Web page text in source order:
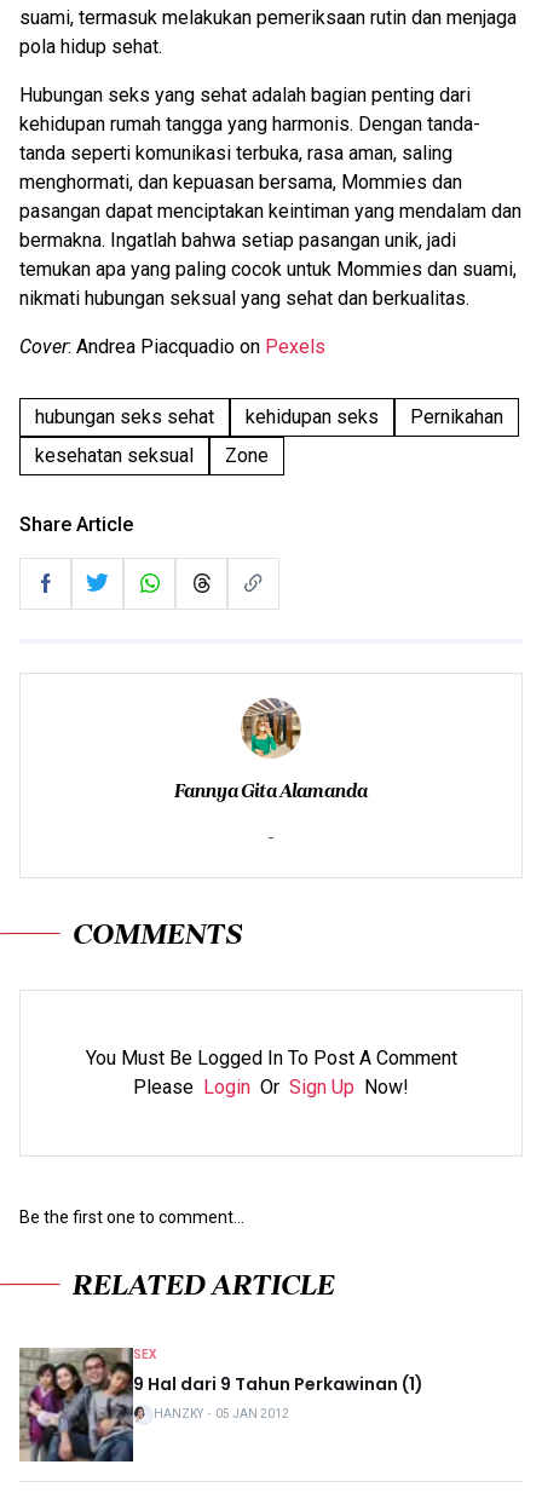
suami, termasuk melakukan pemeriksaan rutin dan menjaga
pola hidup sehat.
Hubungan seks yang sehat adalah bagian penting dari
kehidupan rumah tangga yang harmonis. Dengan tanda-
tanda seperti komunikasi terbuka, rasa aman, saling
menghormati, dan kepuasan bersama, Mommies dan
pasangan dapat menciptakan keintiman yang mendalam dan
bermakna. Ingatlah bahwa setiap pasangan unik, jadi
temukan apa yang paling cocok untuk Mommies dan suami,
nikmati hubungan seksual yang sehat dan berkualitas.
Cover: Andrea Piacquadio on Pexels
hubungan seks sehat kehidupan seks
Pernikahan
kesehatan seksual
Zone
Share Article
Fannya Gita Alamanda
-
COMMENTS
You Must Be Logged In To Post A Comment
Please Login Or Sign Up Now!
Be the first one to comment...
RELATED ARTICLE
SEX
9 Hal dari 9 Tahun Perkawinan (1)
HANZKY ・ 05 JAN 2012